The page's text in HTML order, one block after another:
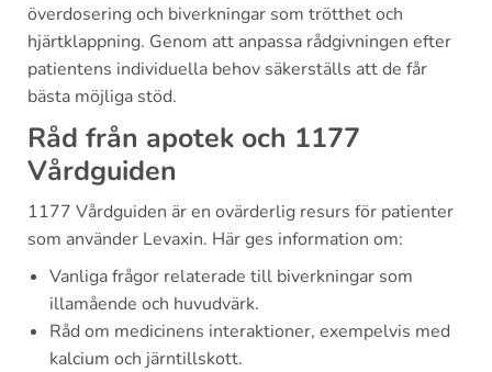
överdosering och biverkningar som trötthet och
hjärtklappning. Genom att anpassa rådgivningen efter
patientens individuella behov säkerställs att de får
bästa möjliga stöd.
Råd från apotek och 1177
Vårdguiden
1177 Vårdguiden är en ovärderlig resurs för patienter
som använder Levaxin. Här ges information om:
Vanliga frågor relaterade till biverkningar som
illamående och huvudvärk.
Råd om medicinens interaktioner, exempelvis med
kalcium och järntillskott.